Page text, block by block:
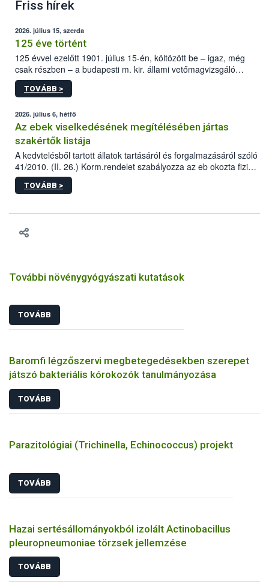
Friss hírek
2026. július 15, szerda
125 éve történt
125 évvel ezelőtt 1901. július 15-én, költözött be – igaz, még
csak részben – a budapesti m. kir. állami vetőmagvizsgáló
állomás a Kis Rókus utca 15. szám alatti, Czigler Győző által
tervezett új épületébe.
TOVÁBB >
2026. július 6, hétfő
Az ebek viselkedésének megítélésében jártas
szakértők listája
A kedvtelésből tartott állatok tartásáról és forgalmazásáról szóló
41/2010. (II. 26.) Korm.rendelet szabályozza az eb okozta fizikai
sérülés, illetve ennek veszélye keletkezésekor felmerülő
hatósági feladatokat, valamint a veszélyes eb tartását és annak
vonni az ebek viselkedésének megítélésében jártas szakértőt.
TOVÁBB >
További növénygyógyászati kutatások
TOVÁBB
Baromfi légzőszervi megbetegedésekben szerepet
játszó bakteriális kórokozók tanulmányozása
TOVÁBB
Parazitológiai (Trichinella, Echinococcus) projekt
TOVÁBB
Hazai sertésállományokból izolált Actinobacillus
pleuropneumoniae törzsek jellemzése
TOVÁBB